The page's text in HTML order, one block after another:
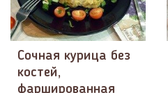
Сочная курица без
костей,
фаршированная